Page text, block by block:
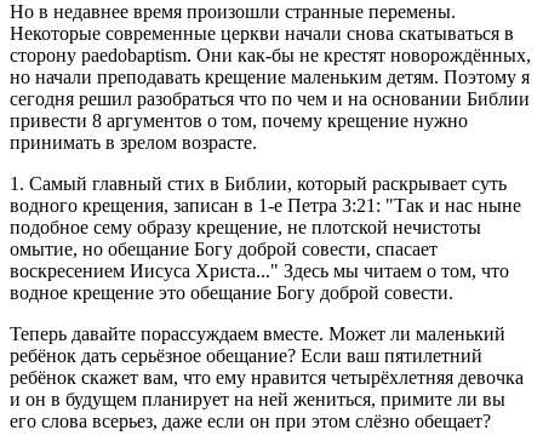
Но в недавнее время произошли странные перемены.
Некоторые современные церкви начали снова скатываться в
сторону paedobaptism. Они как-бы не крестят новорождённых,
но начали преподавать крещение маленьким детям. Поэтому я
сегодня решил разобраться что по чем и на основании Библии
привести 8 аргументов о том, почему крещение нужно
принимать в зрелом возрасте.
1. Самый главный стих в Библии, который раскрывает суть
водного крещения, записан в 1-e Петра 3:21: "Так и нас ныне
подобное сему образу крещение, не плотской нечистоты
омытие, но обещание Богу доброй совести, спасает
воскресением Иисуса Христа..." Здесь мы читаем о том, что
водное крещение это обещание Богу доброй совести.
Теперь давайте порассуждаем вместе. Может ли маленький
ребёнок дать серьёзное обещание? Если ваш пятилетний
ребёнок скажет вам, что ему нравится четырёхлетняя девочка
и он в будущем планирует на ней жениться, примите ли вы
его слова всерьез, даже если он при этом слёзно обещает?